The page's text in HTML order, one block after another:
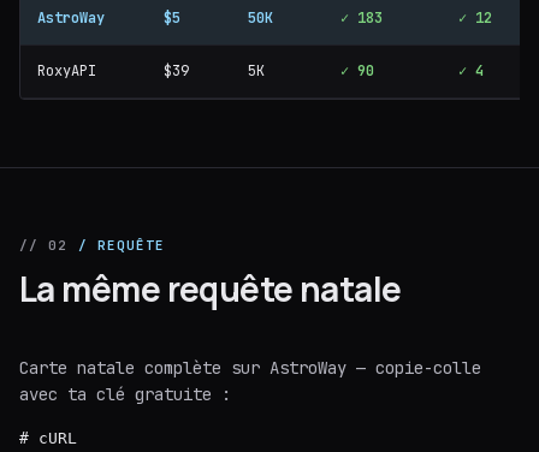
AstroWay $5 50K ✓ 183 ✓ 12
RoxyAPI $39 5K ✓ 90 ✓ 4
// 02 / REQUÊTE
La même requête natale
Carte natale complète sur AstroWay — copie-colle
avec ta clé gratuite :
# cURL